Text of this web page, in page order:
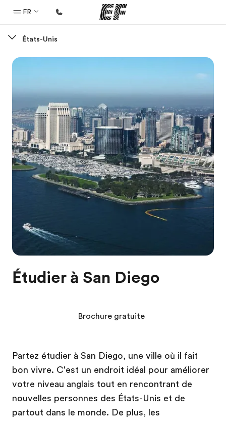
FR
Bienvenue chez EF
Bureaux
Trouver un bureau
A propos de nous
Qui sommes-nous ?
États-Unis
Étudier à San Diego
Partez étudier à San Diego, une ville où il fait
bon vivre. C'est un endroit idéal pour améliorer
votre niveau anglais tout en rencontrant de
nouvelles personnes des États-Unis et de
partout dans le monde. De plus, les
Brochure gratuite